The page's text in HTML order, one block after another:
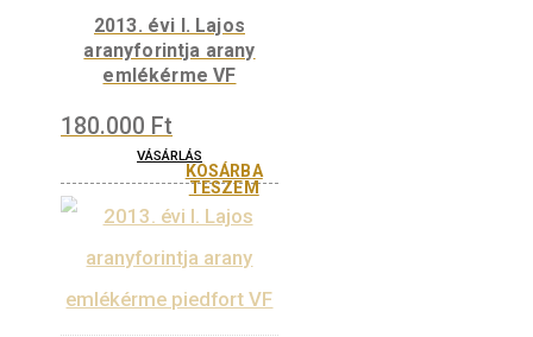
2014. évi Mária (1382-
1395) aranyforintja
arany emlékérme VF
Ft